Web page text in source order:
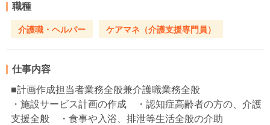
職種
介護職・ヘルパー ケアマネ（介護支援専門員）
仕事内容
■計画作成担当者業務全般兼介護職業務全般
・施設サービス計画の作成 ・認知症高齢者の方の、介護
支援全般 ・食事や入浴、排泄等生活全般の介助